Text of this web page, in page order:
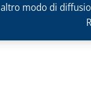
altro modo di